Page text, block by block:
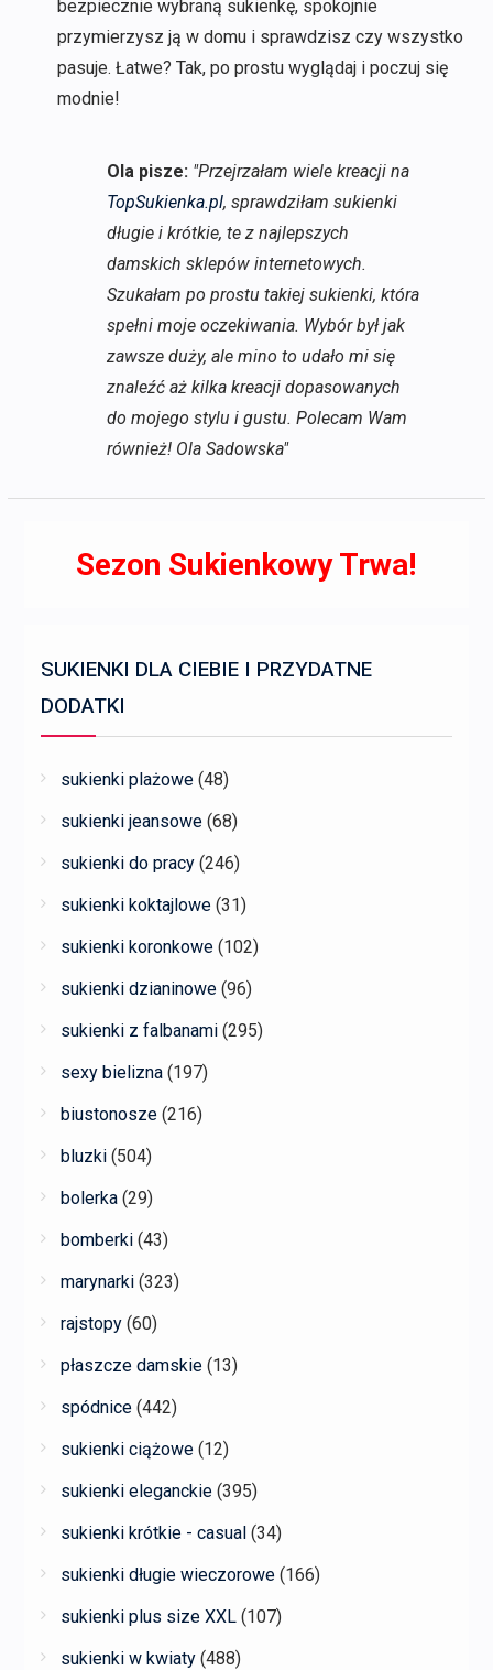
bezpiecznie wybraną sukienkę, spokojnie
przymierzysz ją w domu i sprawdzisz czy wszystko
pasuje. Łatwe? Tak, po prostu wyglądaj i poczuj się
modnie!
Ola pisze: "Przejrzałam wiele kreacji na
TopSukienka.pl, sprawdziłam sukienki
długie i krótkie, te z najlepszych
damskich sklepów internetowych.
Szukałam po prostu takiej sukienki, która
spełni moje oczekiwania. Wybór był jak
zawsze duży, ale mino to udało mi się
znaleźć aż kilka kreacji dopasowanych
do mojego stylu i gustu. Polecam Wam
również! Ola Sadowska"
Sezon Sukienkowy Trwa!
SUKIENKI DLA CIEBIE I PRZYDATNE
DODATKI
sukienki plażowe (48)
sukienki jeansowe (68)
sukienki do pracy (246)
sukienki koktajlowe (31)
sukienki koronkowe (102)
sukienki dzianinowe (96)
sukienki z falbanami (295)
sexy bielizna (197)
biustonosze (216)
bluzki (504)
bolerka (29)
bomberki (43)
marynarki (323)
rajstopy (60)
płaszcze damskie (13)
spódnice (442)
sukienki ciążowe (12)
sukienki eleganckie (395)
sukienki krótkie - casual (34)
sukienki długie wieczorowe (166)
sukienki plus size XXL (107)
sukienki w kwiaty (488)